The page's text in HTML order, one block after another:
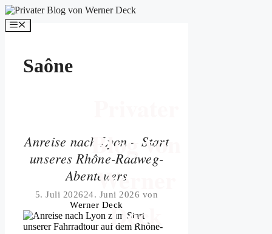
Zum
Inhalt
springen
Blog von
Werner
Deck
Menü
Saône
Anreise nach Lyon – Start
unseres Rhône-Radweg-
Abenteuers
5. Juli 202624. Juni 2026 von
Werner Deck